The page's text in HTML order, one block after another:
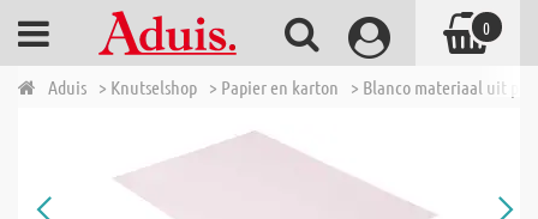
Aduis > Knutselshop > Papier en karton > Blanco materiaal uit
0